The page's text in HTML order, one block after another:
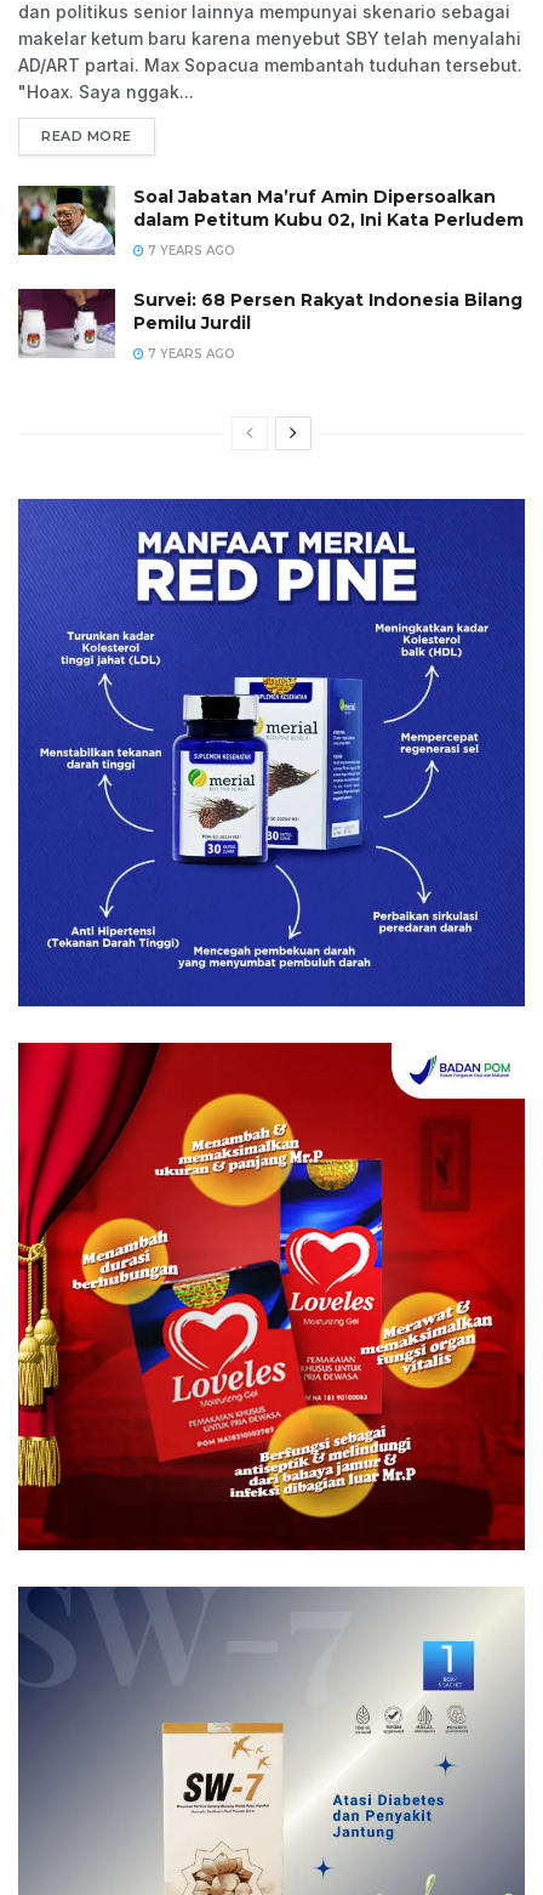
dan politikus senior lainnya mempunyai skenario sebagai
makelar ketum baru karena menyebut SBY telah menyalahi
AD/ART partai. Max Sopacua membantah tuduhan tersebut.
"Hoax. Saya nggak...
READ MORE
Soal Jabatan Ma’ruf Amin Dipersoalkan
dalam Petitum Kubu 02, Ini Kata Perludem
7 YEARS AGO
Survei: 68 Persen Rakyat Indonesia Bilang
Pemilu Jurdil
7 YEARS AGO